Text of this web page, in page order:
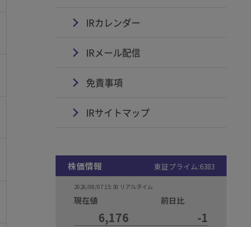
IRカレンダー
IRメール配信
免責事項
IRサイトマップ